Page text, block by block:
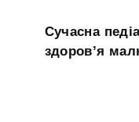
Сучасна
здоров’я